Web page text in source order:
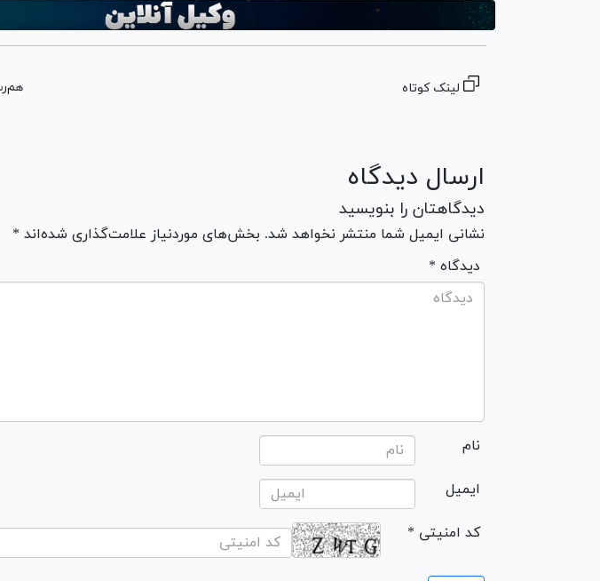
لینک کوتاه
ارسال دیدگاه
دیدگاهتان را بنویسید
نشانی ایمیل شما منتشر نخواهد شد. بخش‌های موردنیاز علامت‌گذاری شده‌اند *
* دیدگاه
نام
ایمیل
* کد امنیتی